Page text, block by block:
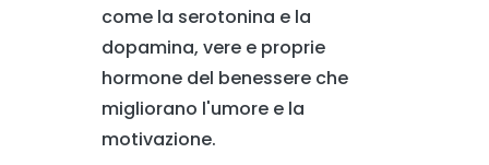
come la serotonina e la
dopamina, vere e proprie
hormone del benessere che
migliorano l'umore e la
motivazione.